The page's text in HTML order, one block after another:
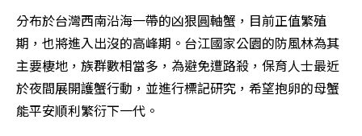
分布於台灣西南沿海一帶的凶狠圓軸蟹，目前正值繁殖
期，也將進入出沒的高峰期。台江國家公園的防風林為其
主要棲地，族群數相當多，為避免遭路殺，保育人士最近
於夜間展開護蟹行動，並進行標記研究，希望抱卵的母蟹
能平安順利繁衍下一代。